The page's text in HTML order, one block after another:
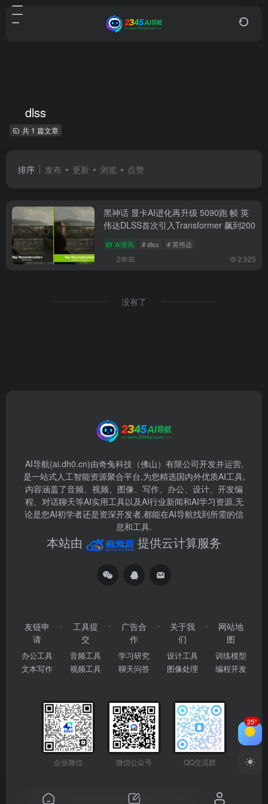
dlss
共 1 篇文章
排序 发布 更新 浏览 点赞
黑神话 显卡AI进化再升级 5090跑 帧 英
伟达DLSS首次引入Transformer 飙到200
AI资讯 # dlss # 英伟达
2年前 2,925
没有了
AI导航(ai.dh0.cn)由奇兔科技（佛山）有限公司开发并运营,
是一站式人工智能资源聚合平台,为您精选国内外优质AI工具,
内容涵盖了音频、视频、图像、写作、办公、设计、开发编
程、对话聊天等AI实用工具以及AI行业新闻和AI学习资源,无
论是您AI初学者还是资深开发者,都能在AI导航找到所需的信
息和工具.
本站由 提供云计算服务
友链申
请
办公工具
文本写作
工具提
交
音频工具
视频工具
广告合
作
学习研究
聊天问答
关于我
们
设计工具
图像处理
网站地
图
训练模型
编程开发
企业微信 微信公众号 QQ交流群
Copyright © 2026 粤ICP备2024177666号
25°